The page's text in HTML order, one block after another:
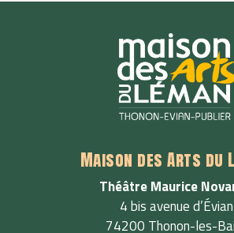
Maison des Arts du
Théâtre Maurice
4 bis avenue d’Évian
74200 Thonon-les-